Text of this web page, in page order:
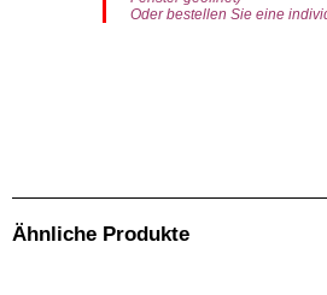
Oder bestellen Sie eine
Ähnliche Produkte